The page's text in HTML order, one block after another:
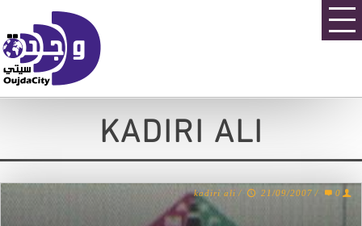
KADIRI ALI
kadiri ali / 21/09/2007 / 0